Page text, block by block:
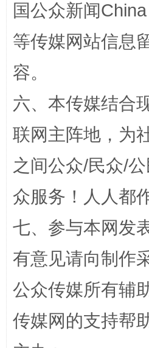
网上购药对药下症？
国公众新闻
等传媒网站信息
容。
六、本传媒结合
联网主阵地，为
之间公众/民众/
众服务！人人都
七、参与本网发
有意见请向制作
公众传媒所有辅
传媒网的支持帮